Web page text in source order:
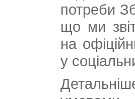
потреби
що ми
на
у